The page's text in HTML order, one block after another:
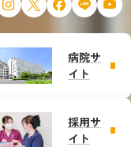
病院サ
イト
採用サ
イト